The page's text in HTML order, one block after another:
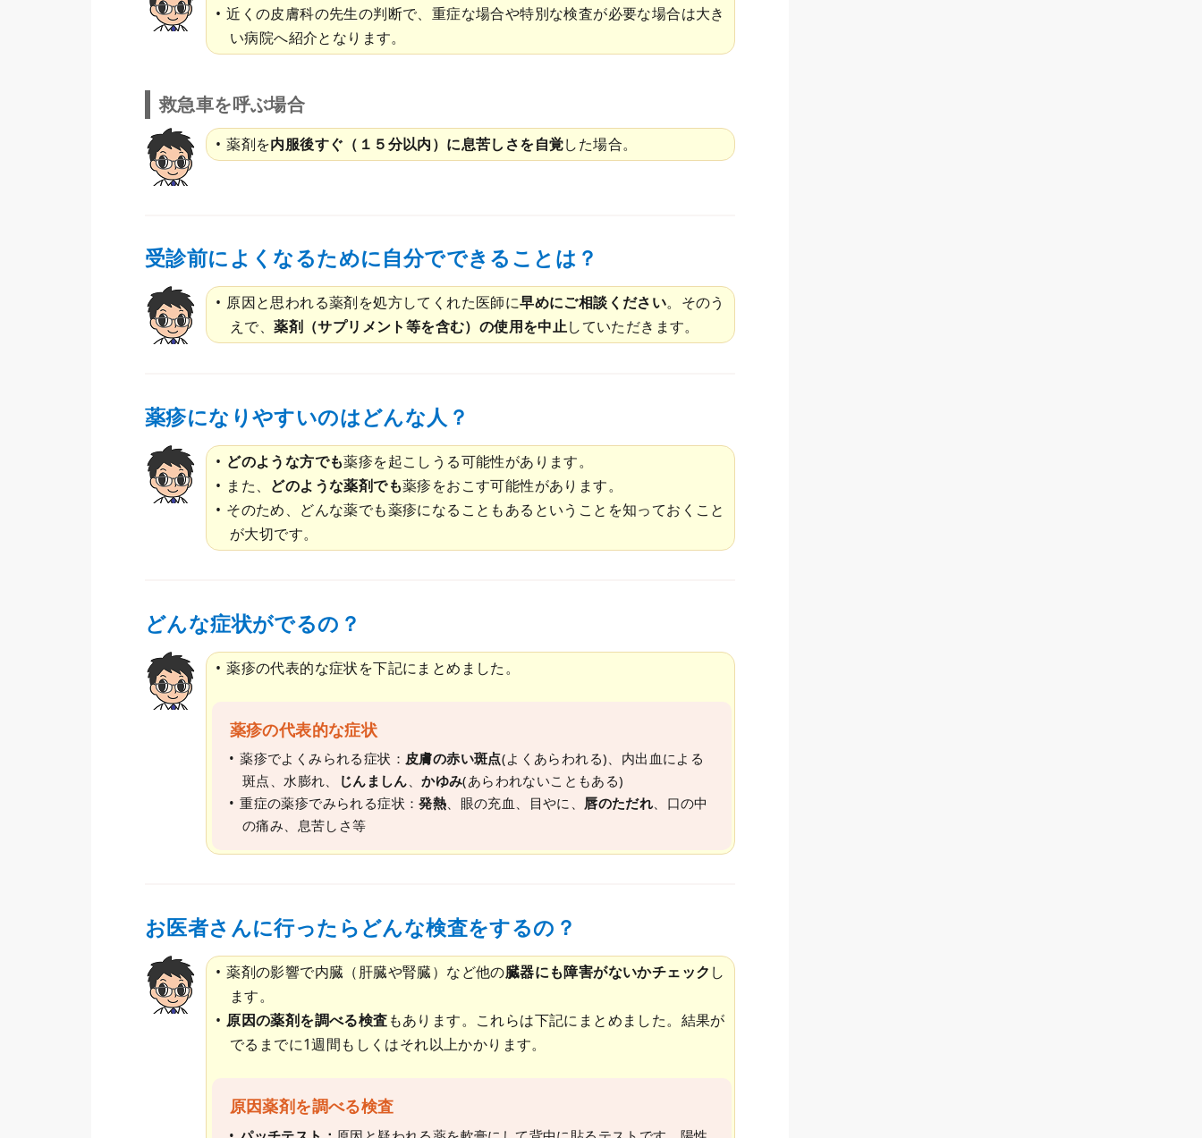
近くの皮膚科の先生の判断で、重症な場合や特別な検査が必要な場合は大き
い病院へ紹介となります。
救急車を呼ぶ場合
薬剤を内服後すぐ（１５分以内）に息苦しさを自覚した場合。
受診前によくなるために自分でできることは？
原因と思われる薬剤を処方してくれた医師に早めにご相談ください。そのう
えで、薬剤（サプリメント等を含む）の使用を中止していただきます。
薬疹になりやすいのはどんな人？
どのような方でも薬疹を起こしうる可能性があります。
また、 どのような薬剤でも薬疹をおこす可能性があります。
そのため、どんな薬でも薬疹になることもあるということを知っておくこと
が大切です。
どんな症状がでるの？
薬疹の代表的な症状を下記にまとめました。
薬疹の代表的な症状
薬疹でよくみられる症状： 皮膚の赤い斑点(よくあらわれる)、内出血による
斑点、水膨れ、
じんましん、かゆみ(あらわれないこともある)
重症の薬疹でみられる症状：発熱、眼の充血、目やに、 唇のただれ、口の中
の痛み、息苦しさ等
お医者さんに行ったらどんな検査をするの？
薬剤の影響で内臓（肝臓や腎臓）など他の臓器にも障害がないかチェック し
ます。
原因の薬剤を調べる検査もあります。これらは下記にまとめました。結果が
でるまでに1週間もしくはそれ以上かかります。
原因薬剤を調べる検査